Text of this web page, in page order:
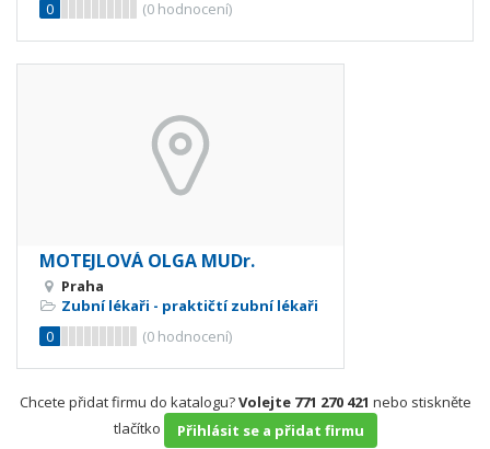
0
(0 hodnocení)
MOTEJLOVÁ OLGA MUDr.
Praha
Zubní lékaři - praktičtí zubní lékaři
0
(0 hodnocení)
Chcete přidat firmu do katalogu?Volejte 771 270 421 nebo stiskněte
tlačítko
Přihlásit se a přidat firmu